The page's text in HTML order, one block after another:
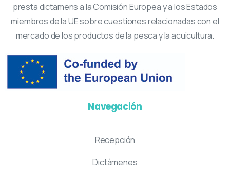
presta dictamens a la Comisión Europea y a los Estados
miembros de la UE sobre cuestiones relacionadas con el
mercado de los productos de la pesca y la acuicultura.
Navegación
Recepción
Dictámenes